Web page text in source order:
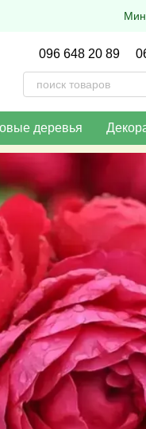
096 648 20 89
деревья